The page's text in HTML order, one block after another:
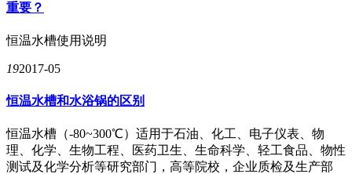
重要？
恒温水槽使用说明
192017-05
恒温水槽和水浴锅的区别
恒温水槽（-80~300℃）适用于石油、化工、电子仪表、物
理、化学、生物工程、医药卫生、生命科学、轻工食品、物性
测试及化学分析等研究部门，高等院校，企业质检及生产部